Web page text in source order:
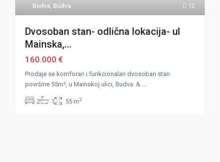
12
Budva, Budva
Dvosoban stan- odlična lokacija- ul
Mainska,...
160.000 €
Prodaje se komforan i funkcionalan dvosoban stan
površine 55m², u Mainskoj ulici, Budva. & ...
2 1 55 m2